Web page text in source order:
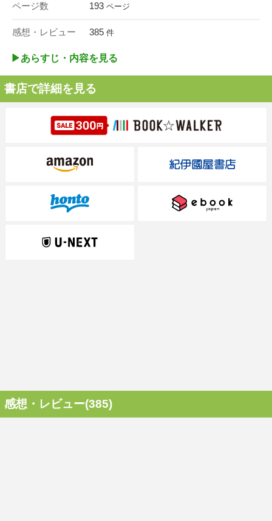
ページ数 193 ページ
感想・レビュー 385 件
▶︎あらすじ・内容を見る
書店で詳細を見る
感想・レビュー(385)